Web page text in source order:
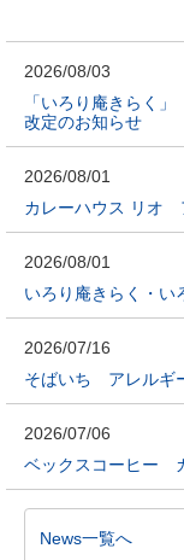
2026/08/03
「いろり庵きらく
改定のお知らせ
2026/08/01
カレーハウス リオ
2026/08/01
いろり庵きらく・
2026/07/16
そばいち アレルギ
2026/07/06
ベックスコーヒー
News一覧へ